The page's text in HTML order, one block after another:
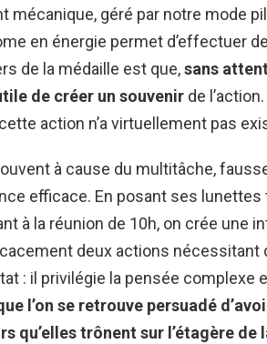
mécanique, géré par notre mode
en énergie permet d’effectuer
de la médaille est que,sans
de créer un souvenir de
action n’a virtuellement pas
à cause du multitâche,
efficace. En posant ses
à la réunion de 10h, on crée une
deux actions nécessitant
: il privilégie la pensée complexe
l’on se retrouve persuadé
qu’elles trônent sur l’étagère de